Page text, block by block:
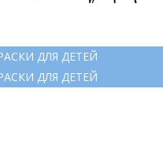
ДЛЯ ДЕТЕЙ
ДЛЯ ДЕТЕЙ